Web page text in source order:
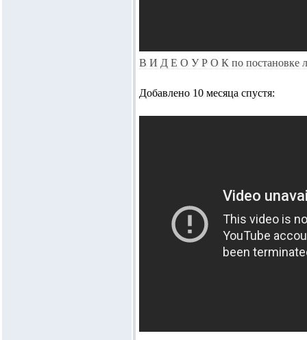
В И Д Е О У Р О К по постановке
Добавлено 10 месяца спустя: